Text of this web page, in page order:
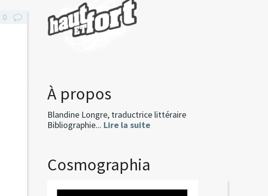
0
À propos
Blandine Longre, traductrice littéraire
Bibliographie... Lire la suite
Cosmographia